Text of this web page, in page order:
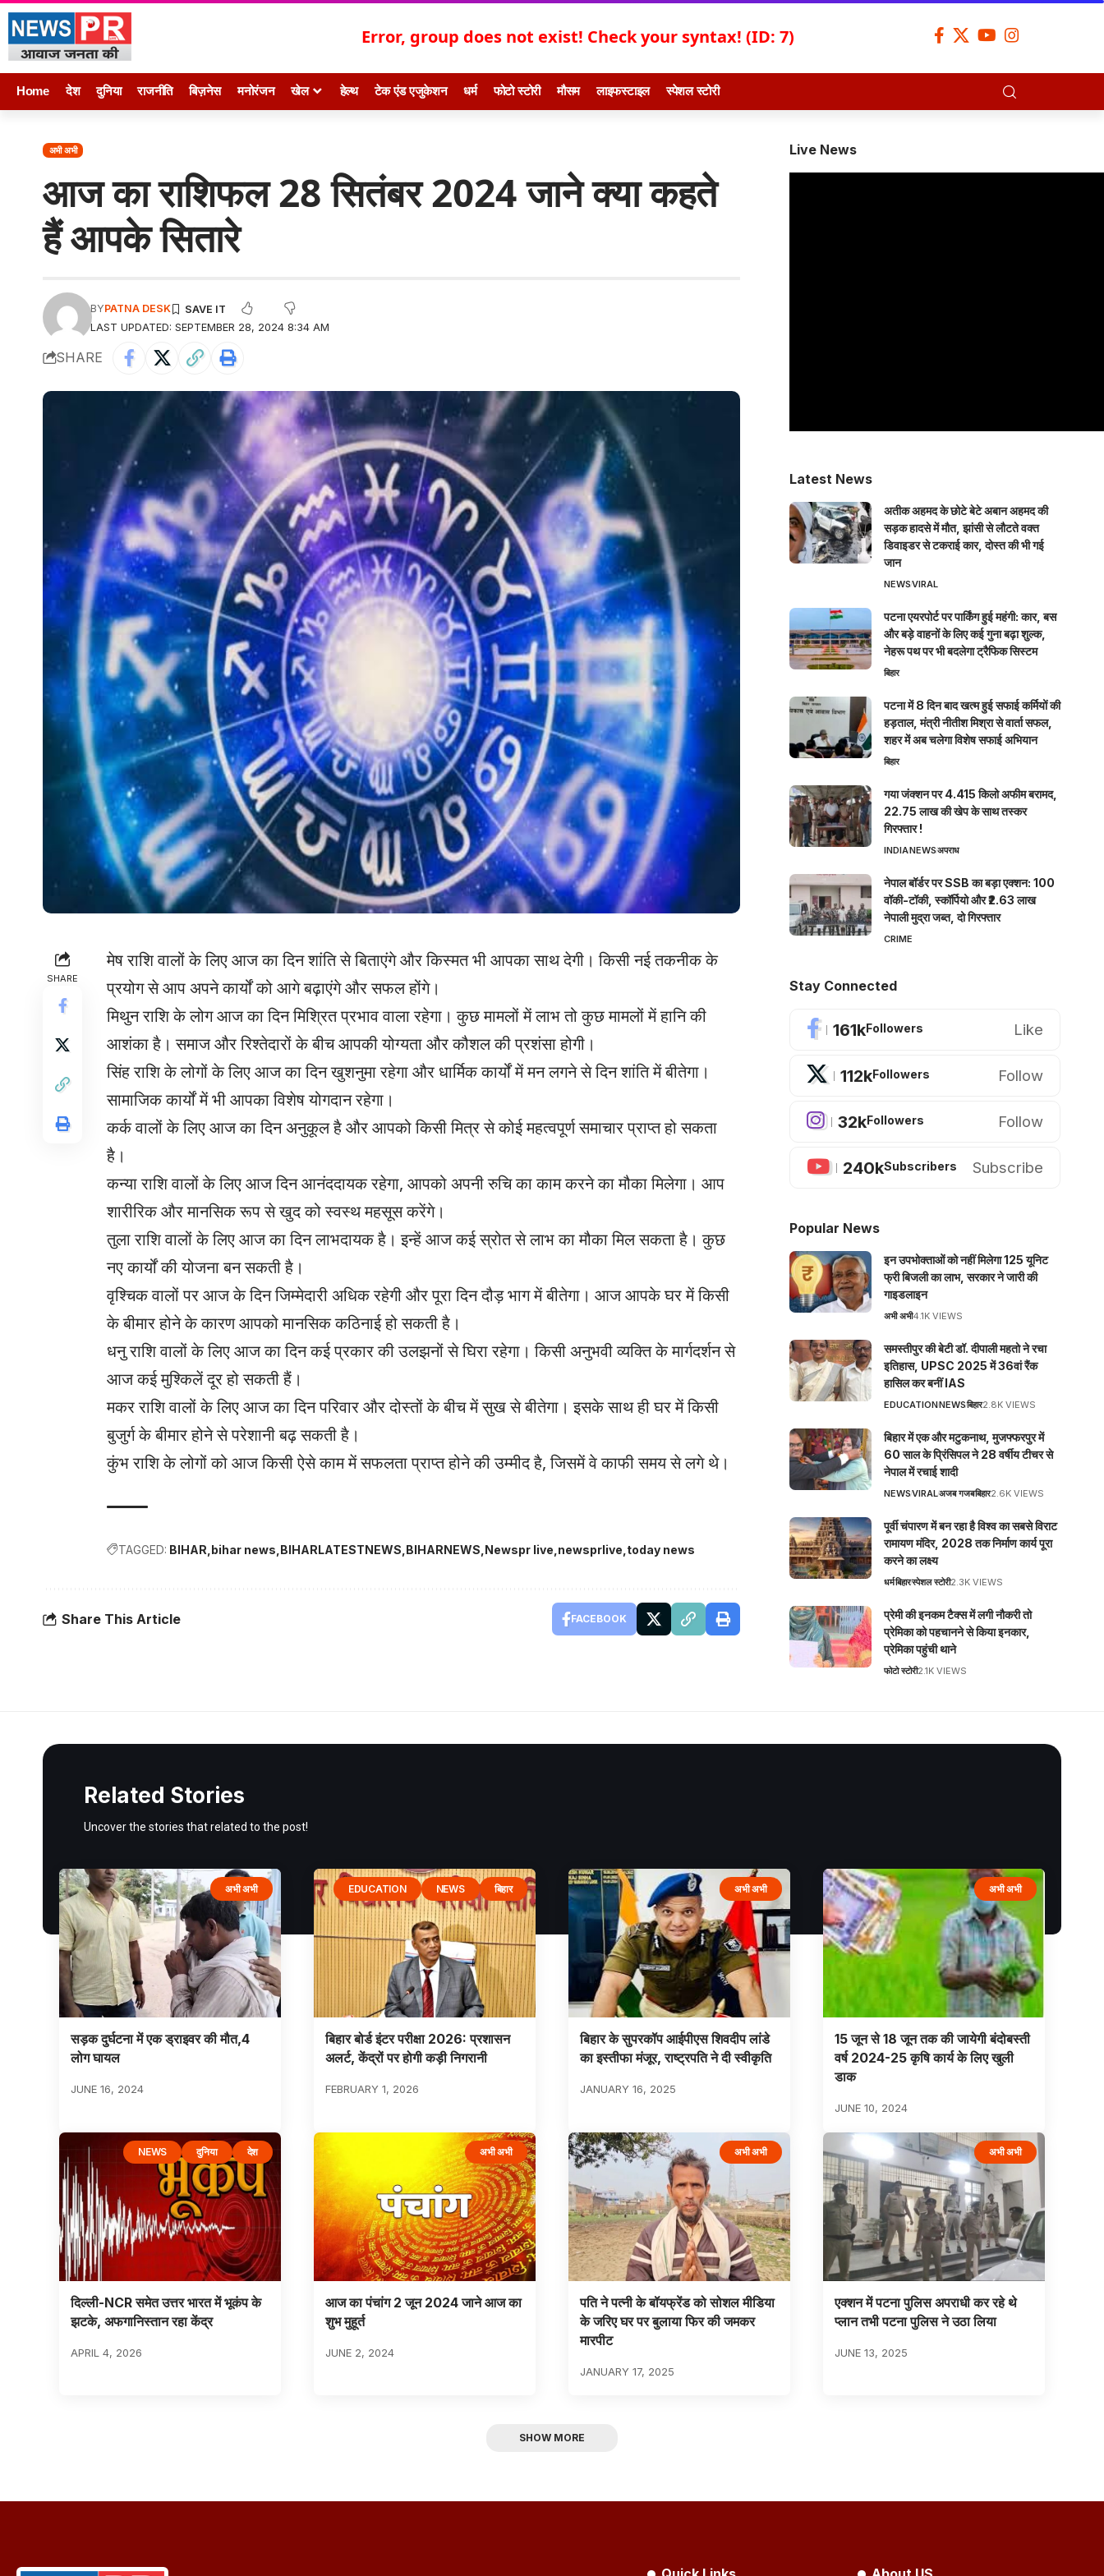
Error, group does not exist! Check your syntax! (ID: 7)
Home देश दुनिया राजनीति बिज़नेस मनोरंजन खेल हेल्थ टेक एंड एजुकेशन धर्म फोटो स्टोरी मौसम लाइफस्टाइल स्पेशल स्टोरी
अभी अभी
आज का राशिफल 28 सितंबर 2024 जाने क्या कहते
हैं आपके सितारे
LAST UPDATED: SEPTEMBER 28, 2024 8:34 AM
BYPATNA DESK
SHARE
SHARE
मेष राशि वालों के लिए आज का दिन शांति से बिताएंगे और किस्‍मत भी आपका साथ देगी। किसी नई तकनीक के
प्रयोग से आप अपने कार्यों को आगे बढ़ाएंगे और सफल होंगे।
मिथुन राशि के लोग आज का दिन मिश्रित प्रभाव वाला रहेगा। कुछ मामलों में लाभ तो कुछ मामलों में हानि की
आशंका है। समाज और रिश्तेदारों के बीच आपकी योग्यता और कौशल की प्रशंसा होगी।
सिंह राशि के लोगों के लिए आज का दिन खुशनुमा रहेगा और धार्मिक कार्यों में मन लगने से दिन शांति में बीतेगा।
सामाजिक कार्यों में भी आपका विशेष योगदान रहेगा।
कर्क वालों के लिए आज का दिन अनुकूल है और आपको किसी मित्र से कोई महत्वपूर्ण समाचार प्राप्त हो सकता
है।
कन्‍या राशि वालों के लिए आज दिन आनंददायक रहेगा, आपको अपनी रुचि का काम करने का मौका मिलेगा। आप
शारीरिक और मानसिक रूप से खुद को स्वस्थ महसूस करेंगे।
तुला राशि वालों के लिए आज का दिन लाभदायक है। इन्हें आज कई स्रोत से लाभ का मौका मिल सकता है। कुछ
नए कार्यों की योजना बन सकती है।
वृश्चिक वालों पर आज के दिन जिम्मेदारी अधिक रहेगी और पूरा दिन दौड़ भाग में बीतेगा। आज आपके घर में किसी
के बीमार होने के कारण आपको मानसिक कठिनाई हो सकती है।
धनु राशि वालों के लिए आज का दिन कई प्रकार की उलझनों से घिरा रहेगा। किसी अनुभवी व्यक्ति के मार्गदर्शन से
आज कई मुश्किलें दूर हो सकती हैं।
मकर राशि वालों के लिए आज का दिन परिवार और दोस्तों के बीच में सुख से बीतेगा। इसके साथ ही घर में किसी
बुजुर्ग के बीमार होने से परेशानी बढ़ सकती है।
कुंभ राशि के लोगों को आज किसी ऐसे काम में सफलता प्राप्‍त होने की उम्मीद है, जिसमें वे काफी समय से लगे थे।
TAGGED: BIHAR bihar news BIHARLATESTNEWS BIHARNEWS Newspr live newsprlive today news
Share This Article FACEBOOK
Live News
Latest News
अतीक अहमद के छोटे बेटे अबान अहमद की
सड़क हादसे में मौत, झांसी से लौटते वक्त
डिवाइडर से टकराई कार, दोस्त की भी गई
जान
NEWSVIRAL
पटना एयरपोर्ट पर पार्किंग हुई महंगी: कार, बस
और बड़े वाहनों के लिए कई गुना बढ़ा शुल्क,
नेहरू पथ पर भी बदलेगा ट्रैफिक सिस्टम
बिहार
पटना में 8 दिन बाद खत्म हुई सफाई कर्मियों की
हड़ताल, मंत्री नीतीश मिश्रा से वार्ता सफल,
शहर में अब चलेगा विशेष सफाई अभियान
बिहार
गया जंक्शन पर 4.415 किलो अफीम बरामद,
22.75 लाख की खेप के साथ तस्कर
गिरफ्तार !
INDIANEWSअपराध
नेपाल बॉर्डर पर SSB का बड़ा एक्शन: 100
वॉकी-टॉकी, स्कॉर्पियो और ₹2.63 लाख
नेपाली मुद्रा जब्त, दो गिरफ्तार
CRIME
Stay Connected
161kFollowers Like
112kFollowers Follow
32kFollowers Follow
240kSubscribers Subscribe
Popular News
इन उपभोक्ताओं को नहीं मिलेगा 125 यूनिट
फ्री बिजली का लाभ, सरकार ने जारी की
गाइडलाइन
अभी अभी4.1K VIEWS
समस्तीपुर की बेटी डॉ. दीपाली महतो ने रचा
इतिहास, UPSC 2025 में 36वां रैंक
हासिल कर बनीं IAS
EDUCATIONNEWSबिहार2.8K VIEWS
बिहार में एक और मटुकनाथ, मुजफ्फरपुर में
60 साल के प्रिंसिपल ने 28 वर्षीय टीचर से
नेपाल में रचाई शादी
NEWSVIRALअजब गजबबिहार2.6K VIEWS
पूर्वी चंपारण में बन रहा है विश्व का सबसे विराट
रामायण मंदिर, 2028 तक निर्माण कार्य पूरा
करने का लक्ष्य
धर्मबिहारस्पेशल स्टोरी2.3K VIEWS
प्रेमी की इनकम टैक्स में लगी नौकरी तो
प्रेमिका को पहचानने से किया इनकार,
प्रेमिका पहुंची थाने
फोटो स्टोरी2.1K VIEWS
Related Stories
Uncover the stories that related to the post!
अभी अभी
सड़क दुर्घटना में एक ड्राइवर की मौत,4
लोग घायल
JUNE 16, 2024
EDUCATION NEWS बिहार
बिहार बोर्ड इंटर परीक्षा 2026: प्रशासन
अलर्ट, केंद्रों पर होगी कड़ी निगरानी
FEBRUARY 1, 2026
अभी अभी
बिहार के सुपरकॉप आईपीएस शिवदीप लांडे
का इस्तीफा मंजूर, राष्ट्रपति ने दी स्वीकृति
JANUARY 16, 2025
अभी अभी
15 जून से 18 जून तक की जायेगी बंदोबस्ती
वर्ष 2024-25 कृषि कार्य के लिए खुली
डाक
JUNE 10, 2024
NEWS दुनिया देश
दिल्ली-NCR समेत उत्तर भारत में भूकंप के
झटके, अफगानिस्तान रहा केंद्र
APRIL 4, 2026
अभी अभी
आज का पंचांग 2 जून 2024 जाने आज का
शुभ मुहूर्त
JUNE 2, 2024
अभी अभी
पति ने पत्नी के बॉयफ्रेंड को सोशल मीडिया
के जरिए घर पर बुलाया फिर की जमकर
मारपीट
JANUARY 17, 2025
अभी अभी
एक्शन में पटना पुलिस अपराधी कर रहे थे
प्लान तभी पटना पुलिस ने उठा लिया
JUNE 13, 2025
SHOW MORE